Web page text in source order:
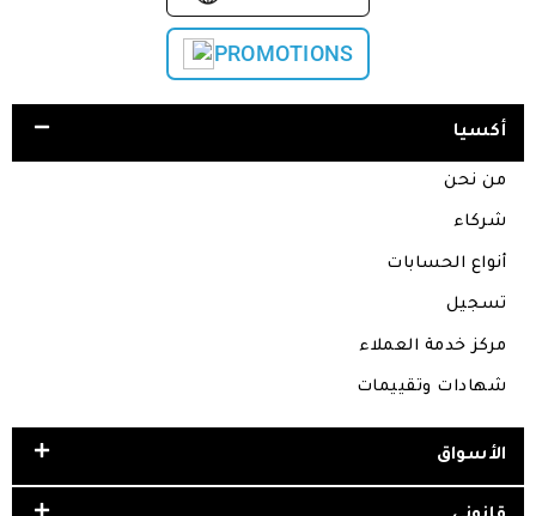
PROMOTIONS
أكسيا
من نحن
شركاء
أنواع الحسابات
تسجيل
مركز خدمة العملاء
شهادات وتقييمات
الأسواق